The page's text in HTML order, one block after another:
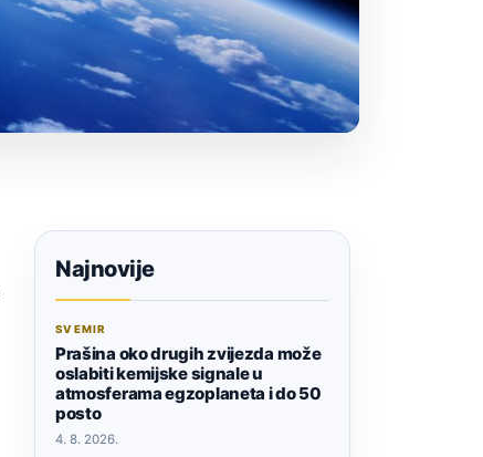
Najnovije
SVEMIR
Prašina oko drugih zvijezda može
oslabiti kemijske signale u
atmosferama egzoplaneta i do 50
posto
4. 8. 2026.